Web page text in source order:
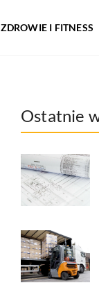
ZDROWIE I FITNESS
Ostatnie